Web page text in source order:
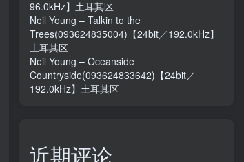
96.0kHz】土耳其区
Neil Young – Talkin to the
Trees(093624835004)【24bit／192.0kHz】
土耳其区
Neil Young – Oceanside
Countryside(093624833642)【24bit／
192.0kHz】土耳其区
近期评论